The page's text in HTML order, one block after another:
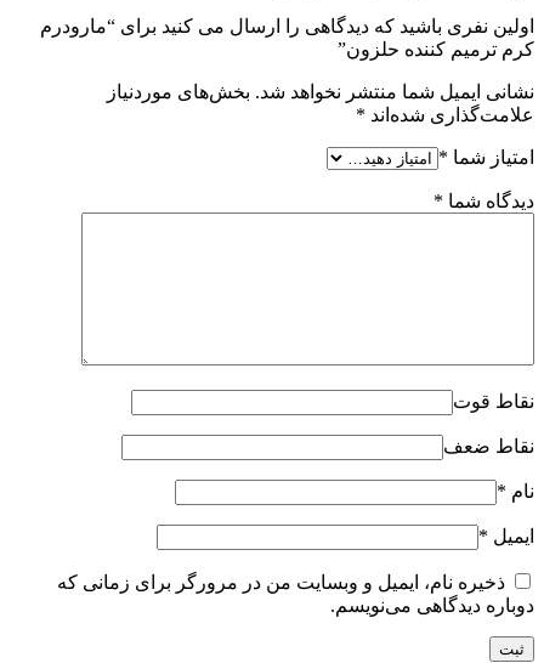
اولین نفری باشید که دیدگاهی را ارسال می کنید برای “مارودرم
کرم ترمیم کننده حلزون”
نشانی ایمیل شما منتشر نخواهد شد. بخش‌های موردنیاز
علامت‌گذاری شده‌اند *
امتیاز شما *
دیدگاه شما *
نقاط قوت
نقاط ضعف
نام *
ایمیل *
ذخیره نام، ایمیل و وبسایت من در مرورگر برای زمانی که
دوباره دیدگاهی می‌نویسم.